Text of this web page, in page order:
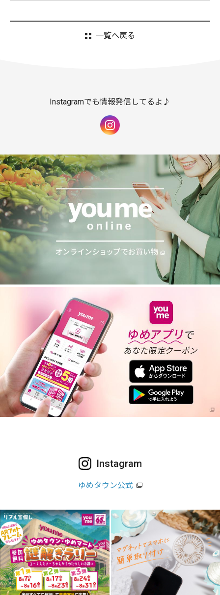
一覧へ戻る
Instagramでも情報発信してるよ♪
Instagram
ゆめタウン公式